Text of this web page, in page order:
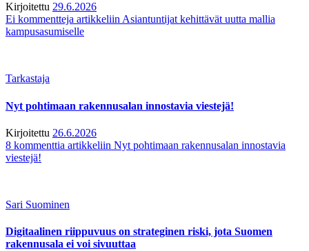
Kirjoitettu 29.6.2026
Ei kommentteja artikkeliin Asiantuntijat kehittävät uutta mallia
kampusasumiselle
Tarkastaja
Nyt pohtimaan rakennusalan innostavia viestejä!
Kirjoitettu 26.6.2026
8 kommenttia artikkeliin Nyt pohtimaan rakennusalan innostavia
viestejä!
Sari Suominen
Digitaalinen riippuvuus on strateginen riski, jota Suomen
rakennusala ei voi sivuuttaa